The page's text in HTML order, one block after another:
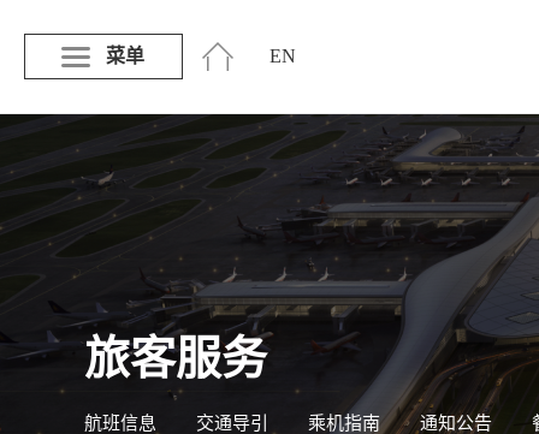
菜单 EN
旅客服务
航班信息 交通导引 乘机指南 通知公告